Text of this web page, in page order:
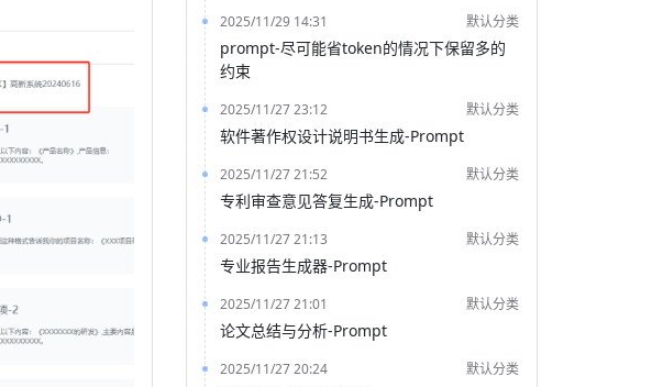
2025/11/29 14:31 默认分类
prompt-尽可能省token的情况下保留多的
约束
2025/11/27 23:12 默认分类
软件著作权设计说明书生成-Prompt
2025/11/27 21:52 默认分类
专利审查意见答复生成-Prompt
2025/11/27 21:13 默认分类
专业报告生成器-Prompt
2025/11/27 21:01 默认分类
论文总结与分析-Prompt
2025/11/27 20:24 默认分类